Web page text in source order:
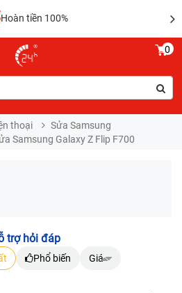
Hoàn tiền 100%
0
thoại
Sửa Samsung
Samsung Galaxy Z Flip F700
trợ hỏi đáp
Phổ biến Giá